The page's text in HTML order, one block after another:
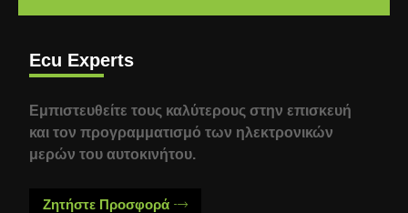
Ecu Experts
Εμπιστευθείτε τους καλύτερους στην επισκευή
και τον προγραμματισμό των ηλεκτρονικών
μερών του αυτοκινήτου.
Ζητήστε Προσφορά